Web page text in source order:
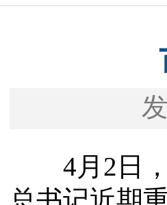
4月2日，